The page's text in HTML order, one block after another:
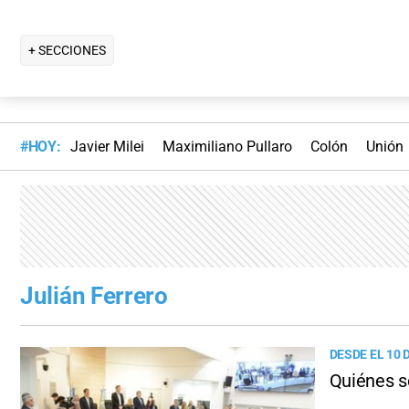
+ SECCIONES
#HOY: Javier Milei Maximiliano Pullaro Colón Unión
Julián Ferrero
DESDE EL 10
Quiénes